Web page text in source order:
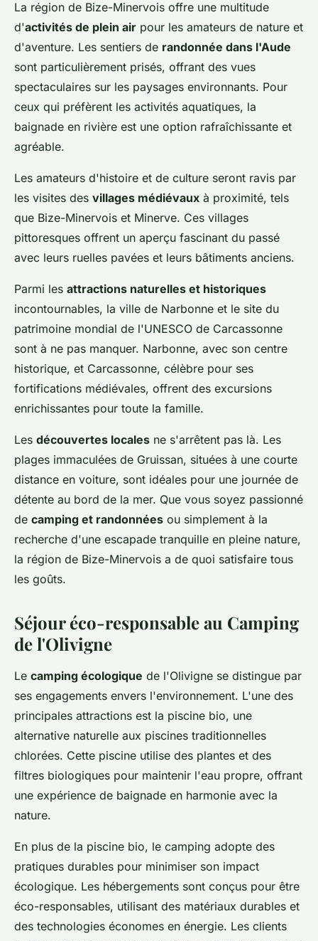
La région de Bize-Minervois offre une multitude
d'activités de plein air pour les amateurs de nature et
d'aventure. Les sentiers de randonnée dans l'Aude
sont particulièrement prisés, offrant des vues
spectaculaires sur les paysages environnants. Pour
ceux qui préfèrent les activités aquatiques, la
baignade en rivière est une option rafraîchissante et
agréable.
Les amateurs d'histoire et de culture seront ravis par
les visites des villages médiévaux à proximité, tels
que Bize-Minervois et Minerve. Ces villages
pittoresques offrent un aperçu fascinant du passé
avec leurs ruelles pavées et leurs bâtiments anciens.
Parmi les attractions naturelles et historiques
incontournables, la ville de Narbonne et le site du
patrimoine mondial de l'UNESCO de Carcassonne
sont à ne pas manquer. Narbonne, avec son centre
historique, et Carcassonne, célèbre pour ses
fortifications médiévales, offrent des excursions
enrichissantes pour toute la famille.
Les découvertes locales ne s'arrêtent pas là. Les
plages immaculées de Gruissan, situées à une courte
distance en voiture, sont idéales pour une journée de
détente au bord de la mer. Que vous soyez passionné
de camping et randonnées ou simplement à la
recherche d'une escapade tranquille en pleine nature,
la région de Bize-Minervois a de quoi satisfaire tous
les goûts.
Séjour éco-responsable au Camping
de l'Olivigne
Le camping écologique de l'Olivigne se distingue par
ses engagements envers l'environnement. L'une des
principales attractions est la piscine bio, une
alternative naturelle aux piscines traditionnelles
chlorées. Cette piscine utilise des plantes et des
filtres biologiques pour maintenir l'eau propre, offrant
une expérience de baignade en harmonie avec la
nature.
En plus de la piscine bio, le camping adopte des
pratiques durables pour minimiser son impact
écologique. Les hébergements sont conçus pour être
éco-responsables, utilisant des matériaux durables et
des technologies économes en énergie. Les clients